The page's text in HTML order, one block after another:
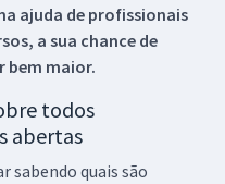
ajuda de profissionais
a sua chance de
bem maior.
todos
abertas
sabendo quais são